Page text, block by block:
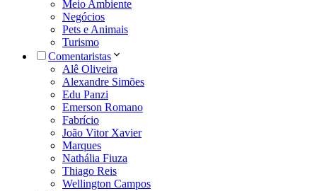
Meio Ambiente
Negócios
Pets e Animais
Turismo
Comentaristas
Alê Oliveira
Alexandre Simões
Edu Panzi
Emerson Romano
Fabrício
João Vitor Xavier
Marques
Nathália Fiuza
Thiago Reis
Wellington Campos